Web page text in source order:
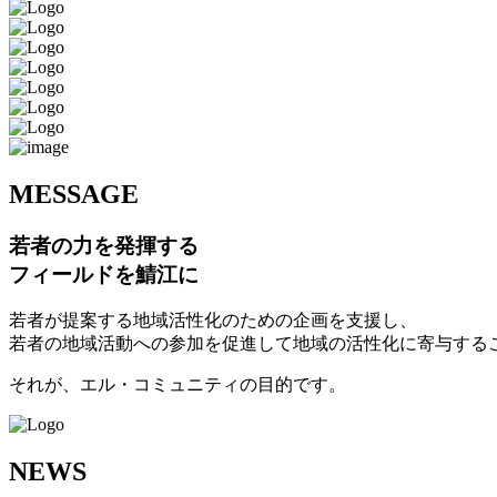
MESSAGE
若者の力を発揮する
フィールドを鯖江に
若者が提案する地域活性化のための企画を支援し、
若者の地域活動への参加を促進して地域の活性化に寄与する
それが、エル・コミュニティの目的です。
NEWS